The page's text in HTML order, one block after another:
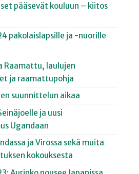
pääsevät kouluun – kiitos
pakolaislapsille ja -nuorille
Raamattu, laulujen
ja raamattupohja
suunnittelun aikaa
ja uusi
Ugandaan
ja Virossa sekä muita
kokouksesta